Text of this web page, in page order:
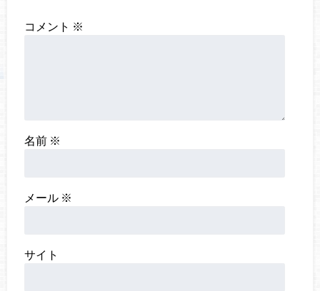
コメント ※
名前 ※
メール ※
サイト